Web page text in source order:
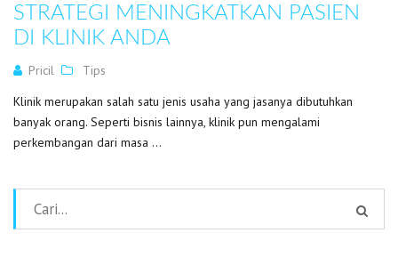
STRATEGI MENINGKATKAN PASIEN
DI KLINIK ANDA
Pricil
Tips
Klinik merupakan salah satu jenis usaha yang jasanya dibutuhkan
banyak orang. Seperti bisnis lainnya, klinik pun mengalami
perkembangan dari masa ...